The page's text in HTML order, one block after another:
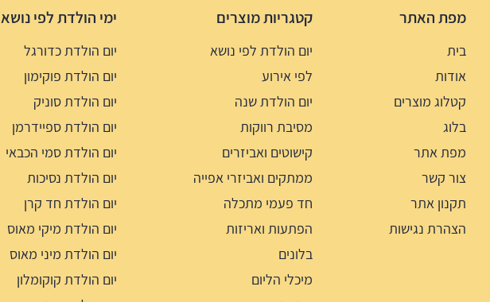
מפת האתר
בית
אודות
קטלוג מוצרים
בלוג
מפת אתר
צור קשר
תקנון אתר
הצהרת נגישות
קטגריות מוצרים
יום הולדת לפי נושא
לפי אירוע
יום הולדת שנה
מסיבת רווקות
קישוטים ואביזרים
ממתקים ואביזרי אפייה
חד פעמי מתכלה
הפתעות ואריזות
בלונים
מיכלי הליום
ימי הולדת לפי נושא
יום הולדת כדורגל
יום הולדת פוקימון
יום הולדת סוניק
יום הולדת ספיידרמן
יום הולדת סמי הכבאי
יום הולדת נסיכות
יום הולדת חד קרן
יום הולדת מיקי מאוס
יום הולדת מיני מאוס
יום הולדת קוקומלון